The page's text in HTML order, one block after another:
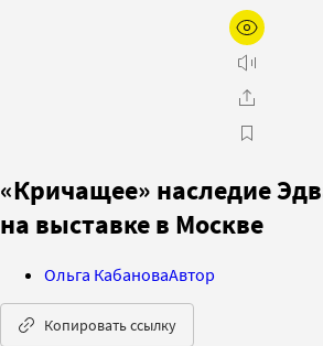
«Кричащее» наследие
на выставке в Москве
Ольга КабановаАвтор
Копировать ссылку